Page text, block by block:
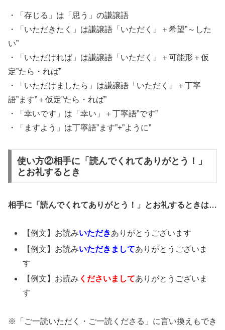
・「存じる」は「思う」の謙譲語
・「いただきたく」は謙譲語「いただく」＋希望”～した
い”
・「いただければ」は謙譲語「いただく」＋可能形＋仮
定”たら・れば”
・「いただけましたら」は謙譲語「いただく」＋丁寧
語”ます”＋仮定”たら・れば”
・「幸いです」は「幸い」＋丁寧語”です”
・「ますよう」は丁寧語”ます”+”ように”
使い方②相手に「読んでくれてありがとう！」
とお礼するとき
相手に「読んでくれてありがとう！」とお礼するときは…
【例文】お読みいただきありがとうございます
【例文】お読みいただきましてありがとうございま
す
【例文】お読み くださいましてありがとうございま
す
※「ご一読いただく・ご一読くださる」に言い換えもでき